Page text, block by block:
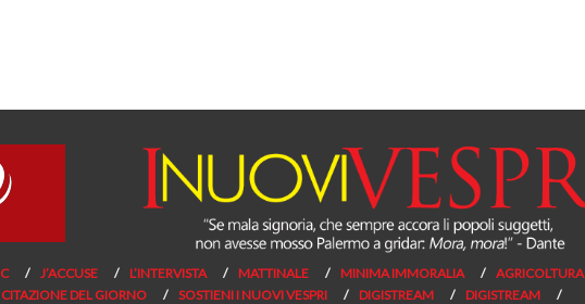
J’ACCUSE L’INTERVISTA MATTINALE MINIMA IMMORALIA AGRICOLTURA
DEL GIORNO SOSTIENI I NUOVI VESPRI DIGISTREAM DIGISTREAM